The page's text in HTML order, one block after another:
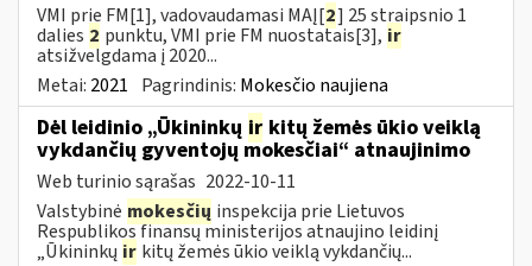
VMI prie FM[1], vadovaudamasi MAĮ[2] 25 straipsnio 1
dalies 2 punktu, VMI prie FM nuostatais[3], ir
atsižvelgdama į 2020...
Metai: 2021 Pagrindinis: Mokesčio naujiena
Dėl leidinio „Ūkininkų ir kitų žemės ūkio veiklą
vykdančių gyventojų mokesčiai“ atnaujinimo
Web turinio sąrašas 2022-10-11
Valstybinė mokesčių inspekcija prie Lietuvos
Respublikos finansų ministerijos atnaujino leidinį
„Ūkininkų ir kitų žemės ūkio veiklą vykdančių...